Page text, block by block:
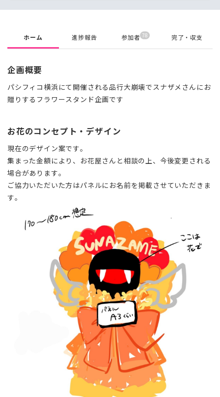
ホーム 進捗報告 参加者 78 完了・収支
企画概要
パシフィコ横浜にて開催される品行大崩壊でスナザメさんにお
贈りするフラワースタンド企画です
お花のコンセプト・デザイン
現在のデザイン案です。
集まった金額により、お花屋さんと相談の上、今後変更される
場合があります。
ご協力いただいた方はパネルにお名前を掲載させていただきま
す。